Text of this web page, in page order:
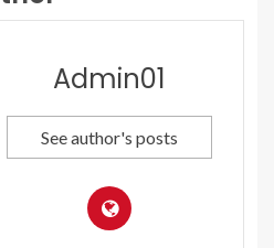
Admin01
See author's posts